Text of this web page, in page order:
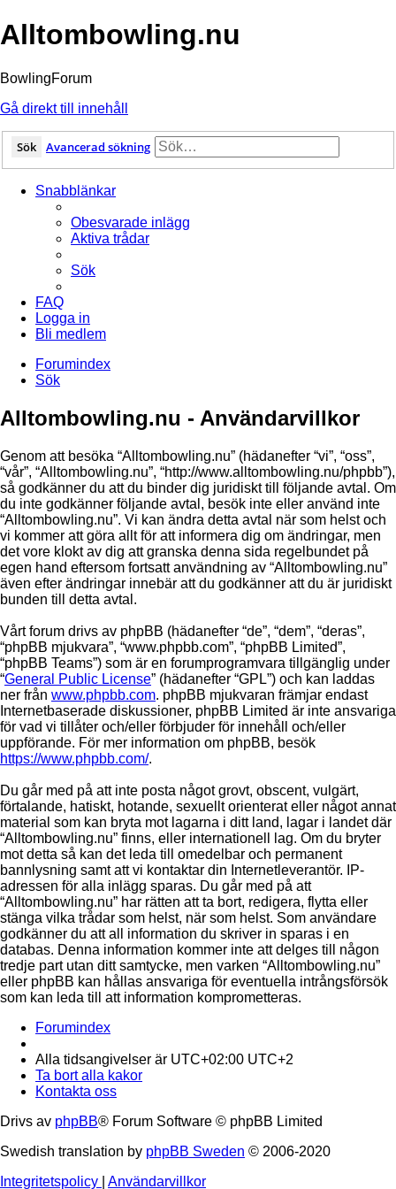
Alltombowling.nu
BowlingForum
Gå direkt till innehåll
Sök Avancerad sökning
Snabblänkar
Obesvarade inlägg
Aktiva trådar
Sök
FAQ
Logga in
Bli medlem
Forumindex
Sök
Alltombowling.nu - Användarvillkor
Genom att besöka “Alltombowling.nu” (hädanefter “vi”, “oss”,
“vår”, “Alltombowling.nu”, “http://www.alltombowling.nu/phpbb”),
så godkänner du att du binder dig juridiskt till följande avtal. Om
du inte godkänner följande avtal, besök inte eller använd inte
“Alltombowling.nu”. Vi kan ändra detta avtal när som helst och
vi kommer att göra allt för att informera dig om ändringar, men
det vore klokt av dig att granska denna sida regelbundet på
egen hand eftersom fortsatt användning av “Alltombowling.nu”
även efter ändringar innebär att du godkänner att du är juridiskt
bunden till detta avtal.
Vårt forum drivs av phpBB (hädanefter “de”, “dem”, “deras”,
“phpBB mjukvara”, “www.phpbb.com”, “phpBB Limited”,
“phpBB Teams”) som är en forumprogramvara tillgänglig under
“General Public License” (hädanefter “GPL”) och kan laddas
ner från www.phpbb.com. phpBB mjukvaran främjar endast
Internetbaserade diskussioner, phpBB Limited är inte ansvariga
för vad vi tillåter och/eller förbjuder för innehåll och/eller
uppförande. För mer information om phpBB, besök
https://www.phpbb.com/.
Du går med på att inte posta något grovt, obscent, vulgärt,
förtalande, hatiskt, hotande, sexuellt orienterat eller något annat
material som kan bryta mot lagarna i ditt land, lagar i landet där
“Alltombowling.nu” finns, eller internationell lag. Om du bryter
mot detta så kan det leda till omedelbar och permanent
bannlysning samt att vi kontaktar din Internetleverantör. IP-
adressen för alla inlägg sparas. Du går med på att
“Alltombowling.nu” har rätten att ta bort, redigera, flytta eller
stänga vilka trådar som helst, när som helst. Som användare
godkänner du att all information du skriver in sparas i en
databas. Denna information kommer inte att delges till någon
tredje part utan ditt samtycke, men varken “Alltombowling.nu”
eller phpBB kan hållas ansvariga för eventuella intrångsförsök
som kan leda till att information komprometteras.
Forumindex
Alla tidsangivelser är UTC+02:00 UTC+2
Ta bort alla kakor
Kontakta oss
Drivs av phpBB® Forum Software © phpBB Limited
Swedish translation by phpBB Sweden © 2006-2020
Integritetspolicy
Användarvillkor